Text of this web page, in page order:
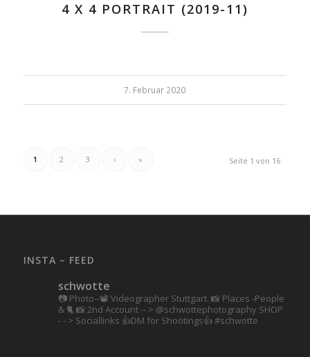
4 X 4 PORTRAIT (2019-11)
7. Februar 2020
Seite 1 von 16
1 2 3 › »
INSTA – FEED
schwotte
📷 Photo--📽️ Videographer Stuttgart. 📸 Places -People
& 🐈 📸 2nd Account-- > @schwottephotography SHOP
- - > Sociallinks 👍DM for Shootings👍 #schwotte